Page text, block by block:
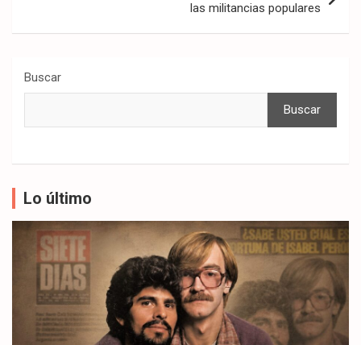
las militancias populares
Buscar
Buscar
Lo último